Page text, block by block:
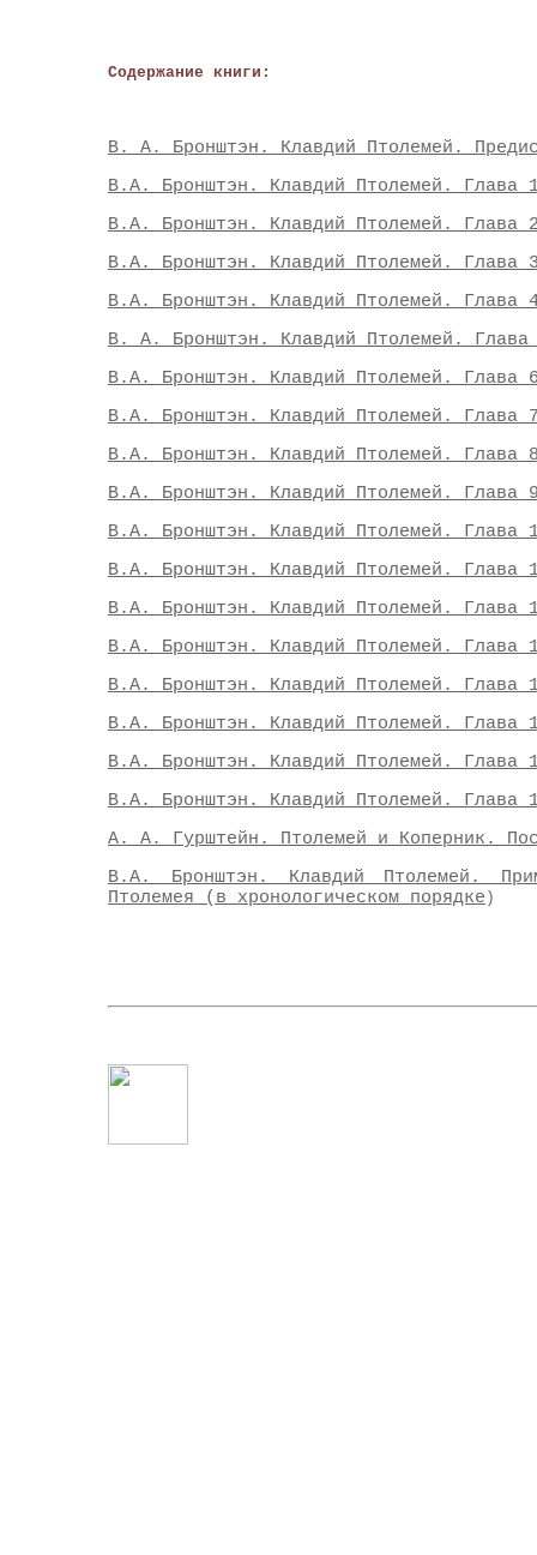
Содержание книги:
В. А. Бронштэн. Клавдий Птолемей.
В.А. Бронштэн. Клавдий Птолемей. Глава
В.А. Бронштэн. Клавдий Птолемей. Глава
В.А. Бронштэн. Клавдий Птолемей. Глава
В.А. Бронштэн. Клавдий Птолемей. Глава
В. А. Бронштэн. Клавдий Птолемей. Глава
В.А. Бронштэн. Клавдий Птолемей. Глава
В.А. Бронштэн. Клавдий Птолемей. Глава
В.А. Бронштэн. Клавдий Птолемей. Глава
В.А. Бронштэн. Клавдий Птолемей. Глава
В.А. Бронштэн. Клавдий Птолемей. Глава
В.А. Бронштэн. Клавдий Птолемей. Глава
В.А. Бронштэн. Клавдий Птолемей. Глава
В.А. Бронштэн. Клавдий Птолемей. Глава
В.А. Бронштэн. Клавдий Птолемей. Глава
В.А. Бронштэн. Клавдий Птолемей. Глава
В.А. Бронштэн. Клавдий Птолемей. Глава
В.А. Бронштэн. Клавдий Птолемей. Глава
А. А. Гурштейн. Птолемей и Коперник.
В.А. Бронштэн. Клавдий Птолемей.
Птолемея (в хронологическом порядке )